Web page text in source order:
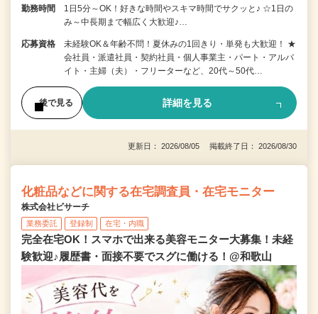
勤務時間
1日5分～OK！好きな時間やスキマ時間でサクッと♪ ☆1日の
み～中長期まで幅広く大歓迎♪…
応募資格
未経験OK＆年齢不問！夏休みの1回きり・単発も大歓迎！ ★
会社員・派遣社員・契約社員・個人事業主・パート・アルバ
イト・主婦（夫）・フリーターなど、20代～50代…
後で見る 詳細を見る
更新日： 2026/08/05 掲載終了日： 2026/08/30
化粧品などに関する在宅調査員・在宅モニター
株式会社ビサーチ
業務委託 登録制 在宅・内職
完全在宅OK！スマホで出来る美容モニター大募集！未経
験歓迎♪履歴書・面接不要でスグに働ける！@和歌山